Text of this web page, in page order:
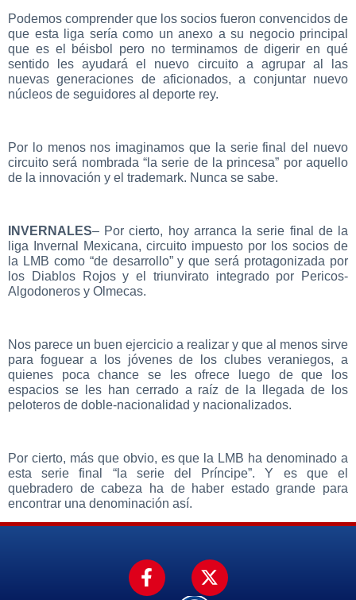
Podemos comprender que los socios fueron convencidos de
que esta liga sería como un anexo a su negocio principal
que es el béisbol pero no terminamos de digerir en qué
sentido les ayudará el nuevo circuito a agrupar al las
nuevas generaciones de aficionados, a conjuntar nuevo
núcleos de seguidores al deporte rey.
Por lo menos nos imaginamos que la serie final del nuevo
circuito será nombrada “la serie de la princesa” por aquello
de la innovación y el trademark. Nunca se sabe.
INVERNALES– Por cierto, hoy arranca la serie final de la
liga Invernal Mexicana, circuito impuesto por los socios de
la LMB como “de desarrollo” y que será protagonizada por
los Diablos Rojos y el triunvirato integrado por Pericos-
Algodoneros y Olmecas.
Nos parece un buen ejercicio a realizar y que al menos sirve
para foguear a los jóvenes de los clubes veraniegos, a
quienes poca chance se les ofrece luego de que los
espacios se les han cerrado a raíz de la llegada de los
peloteros de doble-nacionalidad y nacionalizados.
Por cierto, más que obvio, es que la LMB ha denominado a
esta serie final “la serie del Príncipe”. Y es que el
quebradero de cabeza ha de haber estado grande para
encontrar una denominación así.